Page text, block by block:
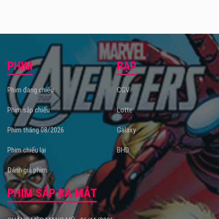
PHIM
Phim đang chiếu
Phim sắp chiếu
Phim tháng 08/2026
Phim chiếu lại
Đánh giá phim
RẠP
CGV
Lotte
Galaxy
BHD
PHIM SẮP RA MẮT